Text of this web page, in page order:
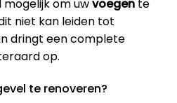
om uwvoegen te
niet kan leiden tot
dringt een complete
op.
te renoveren?